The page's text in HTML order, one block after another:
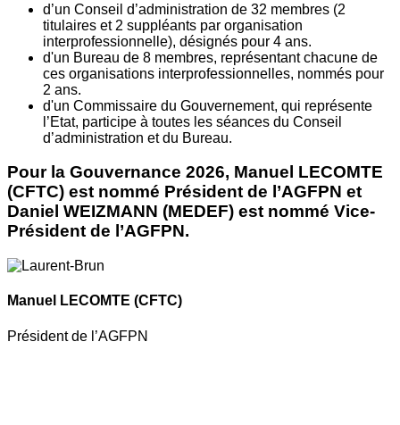
d’un Conseil d’administration de 32 membres (2
titulaires et 2 suppléants par organisation
interprofessionnelle), désignés pour 4 ans.
d'un Bureau de 8 membres, représentant chacune de
ces organisations interprofessionnelles, nommés pour
2 ans.
d'un Commissaire du Gouvernement, qui représente
l’Etat, participe à toutes les séances du Conseil
d’administration et du Bureau.
Pour la Gouvernance 2026, Manuel LECOMTE
(CFTC) est nommé Président de l’AGFPN et
Daniel WEIZMANN (MEDEF) est nommé Vice-
Président de l’AGFPN.
Manuel LECOMTE (CFTC)
Président de l’AGFPN